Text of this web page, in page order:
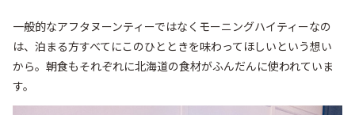
一般的なアフタヌーンティーではなくモーニングハイティーなの
は、泊まる方すべてにこのひとときを味わってほしいという想い
から。朝食もそれぞれに北海道の食材がふんだんに使われていま
す。